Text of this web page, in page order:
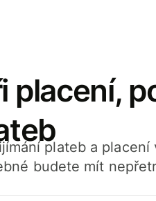
placení,
plateb a
budete mít